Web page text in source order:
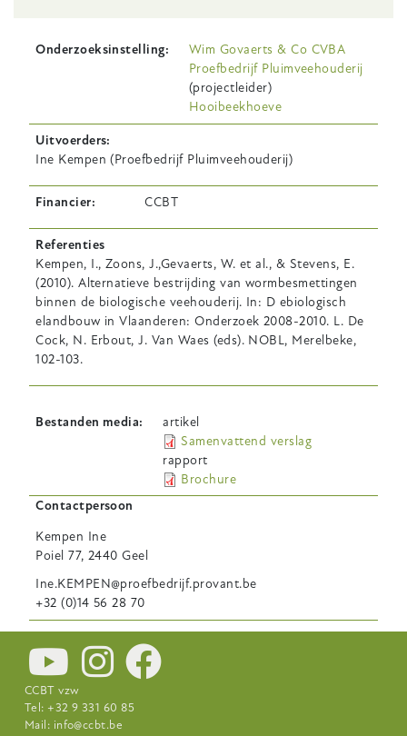
Onderzoeksinstelling
Wim Govaerts & Co CVBA
Proefbedrijf Pluimveehouderij
(projectleider)
Hooibeekhoeve
Uitvoerders
Ine Kempen (Proefbedrijf Pluimveehouderij)
Financier CCBT
Referenties
Kempen, I., Zoons, J.,Gevaerts, W. et al., & Stevens, E.
(2010). Alternatieve bestrijding van wormbesmettingen
binnen de biologische veehouderij. In: D ebiologisch
elandbouw in Vlaanderen: Onderzoek 2008-2010. L. De
Cock, N. Erbout, J. Van Waes (eds). NOBL, Merelbeke,
102-103.
Bestanden media
artikel
Samenvattend verslag
rapport
Brochure
Contactpersoon
Kempen Ine
Poiel 77, 2440 Geel
Ine.KEMPEN@proefbedrijf.provant.be
+32 (0)14 56 28 70
CCBT vzw
Tel: +32 9 331 60 85
Mail: info@ccbt.be